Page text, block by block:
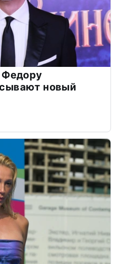
Федору
новый